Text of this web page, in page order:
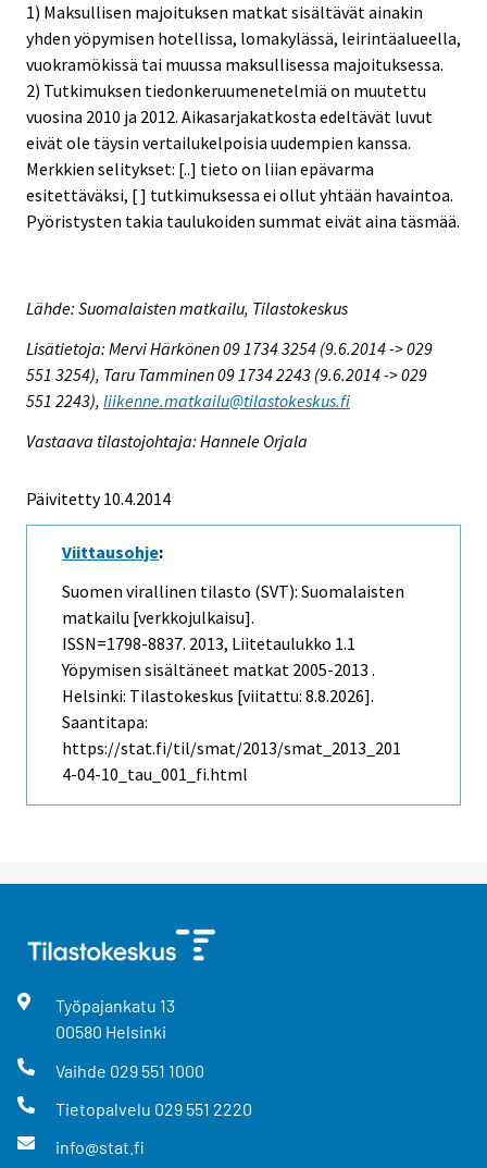
1) Maksullisen majoituksen matkat sisältävät ainakin
yhden yöpymisen hotellissa, lomakylässä, leirintäalueella,
vuokramökissä tai muussa maksullisessa majoituksessa.
2) Tutkimuksen tiedonkeruumenetelmiä on muutettu
vuosina 2010 ja 2012. Aikasarjakatkosta edeltävät luvut
eivät ole täysin vertailukelpoisia uudempien kanssa.
Merkkien selitykset: [..] tieto on liian epävarma
esitettäväksi, [ ] tutkimuksessa ei ollut yhtään havaintoa.
Pyöristysten takia taulukoiden summat eivät aina täsmää.
Lähde: Suomalaisten matkailu, Tilastokeskus
Lisätietoja: Mervi Härkönen 09 1734 3254 (9.6.2014 -> 029
551 3254), Taru Tamminen 09 1734 2243 (9.6.2014 -> 029
551 2243), liikenne.matkailu@tilastokeskus.fi
Vastaava tilastojohtaja: Hannele Orjala
Päivitetty 10.4.2014
Viittausohje:
Suomen virallinen tilasto (SVT): Suomalaisten
matkailu [verkkojulkaisu].
ISSN=1798-8837. 2013, Liitetaulukko 1.1
Yöpymisen sisältäneet matkat 2005-2013 .
Helsinki: Tilastokeskus [viitattu: 8.8.2026].
Saantitapa:
https://stat.fi/til/smat/2013/smat_2013_201
4-04-10_tau_001_fi.html
Työpajankatu 13
00580 Helsinki
Vaihde 029 551 1000
Tietopalvelu 029 551 2220
info@stat.fi